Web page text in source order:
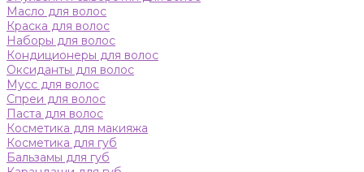
Масло для волос
Краска для волос
Наборы для волос
Кондиционеры для волос
Оксиданты для волос
Мусс для волос
Спреи для волос
Паста для волос
Косметика для макияжа
Косметика для губ
Бальзамы для губ